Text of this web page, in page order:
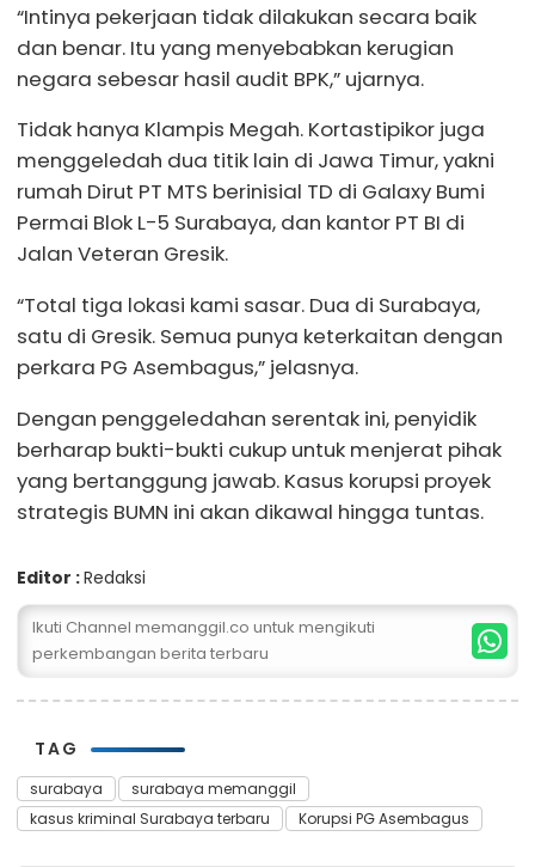
“Intinya pekerjaan tidak dilakukan secara baik
dan benar. Itu yang menyebabkan kerugian
negara sebesar hasil audit BPK,” ujarnya.
Tidak hanya Klampis Megah. Kortastipikor juga
menggeledah dua titik lain di Jawa Timur, yakni
rumah Dirut PT MTS berinisial TD di Galaxy Bumi
Permai Blok L-5 Surabaya, dan kantor PT BI di
Jalan Veteran Gresik.
“Total tiga lokasi kami sasar. Dua di Surabaya,
satu di Gresik. Semua punya keterkaitan dengan
perkara PG Asembagus,” jelasnya.
Dengan penggeledahan serentak ini, penyidik
berharap bukti-bukti cukup untuk menjerat pihak
yang bertanggung jawab. Kasus korupsi proyek
strategis BUMN ini akan dikawal hingga tuntas.
Editor :Redaksi
Ikuti Channel memanggil.co untuk mengikuti
perkembangan berita terbaru
TAG
surabaya
surabaya memanggil
kasus kriminal Surabaya terbaru
Korupsi PG Asembagus